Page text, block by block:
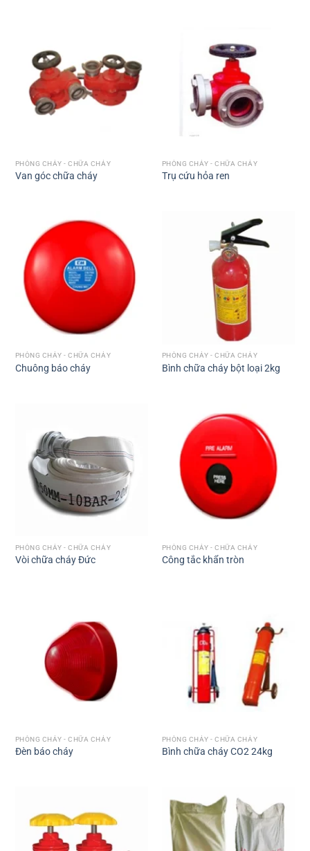
PHÒNG CHÁY - CHỮA CHÁY
Van góc chữa cháy
PHÒNG CHÁY - CHỮA CHÁY
Trụ cứu hỏa ren
PHÒNG CHÁY - CHỮA CHÁY
Chuông báo cháy
PHÒNG CHÁY - CHỮA CHÁY
Bình chữa cháy bột loại 2kg
PHÒNG CHÁY - CHỮA CHÁY
Vòi chữa cháy Đức
PHÒNG CHÁY - CHỮA CHÁY
Công tắc khẩn tròn
PHÒNG CHÁY - CHỮA CHÁY
Đèn báo cháy
PHÒNG CHÁY - CHỮA CHÁY
Bình chữa cháy CO2 24kg